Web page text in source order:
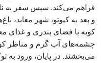
فراهم می‌کند. سپس سفر به
و بعد به کیوتو، شهر معابد،
کوبه با فضای بندری و غذای
چشمه‌های آب گرم و مناظر
می‌بخشند. در پایان، ورود به